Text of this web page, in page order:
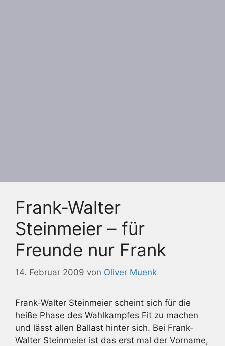
Frank-Walter
Steinmeier – für
Freunde nur Frank
14. Februar 2009 von Oliver Muenk
Frank-Walter Steinmeier scheint sich für die
heiße Phase des Wahlkampfes Fit zu machen
und lässt allen Ballast hinter sich. Bei Frank-
Walter Steinmeier ist das erst mal der Vorname,